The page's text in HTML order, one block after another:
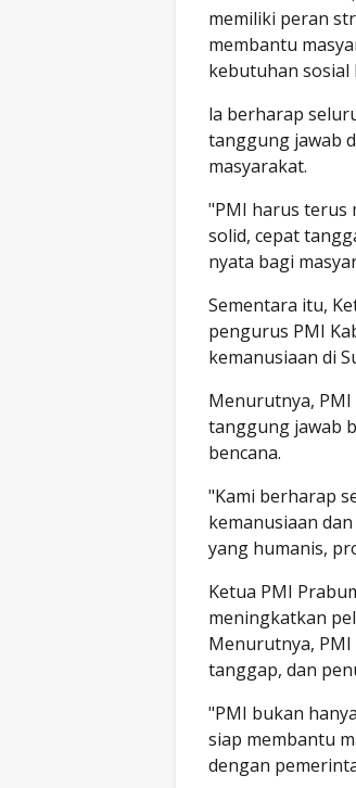
memiliki peran
membantu
kebutuhan sosial
la berharap
tanggung jawab
masyarakat.
"PMI harus terus
solid, cepat
nyata bagi
Sementara itu,
pengurus PMI
kemanusiaan di
Menurutnya,
tanggung jawab
bencana.
"Kami berharap
kemanusiaan
yang humanis,
Ketua PMI
meningkatkan
Menurutnya,
tanggap, dan
"PMI bukan
siap membantu
dengan